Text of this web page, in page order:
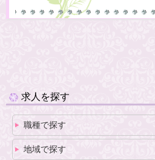
求人を探す
職種で探す
地域で探す